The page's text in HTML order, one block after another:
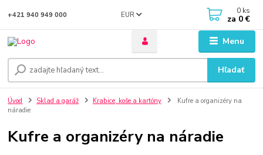
Menu
EUR
Hľadať
+421 940 949 000 0 ks
za 0 €
Úvod Sklad a garáž Krabice, koše a kartóny
Kufre a organizéry na
náradie
Kufre a organizéry na náradie